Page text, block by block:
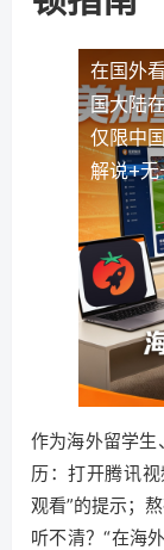
在国外
国大陆
仅限中
解说+无
作为海外留学
历：打开腾讯
观看”的提示；
听不清？“在海